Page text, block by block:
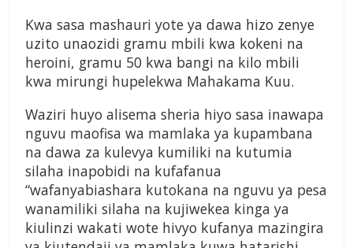
Kwa sasa mashauri yote ya dawa hizo zenye
uzito unaozidi gramu mbili kwa kokeni na
heroini, gramu 50 kwa bangi na kilo mbili
kwa mirungi hupelekwa Mahakama Kuu.
Waziri huyo alisema sheria hiyo sasa inawapa
nguvu maofisa wa mamlaka ya kupambana
na dawa za kulevya kumiliki na kutumia
silaha inapobidi na kufafanua
“wafanyabiashara kutokana na nguvu ya pesa
wanamiliki silaha na kujiwekea kinga ya
kiulinzi wakati wote hivyo kufanya mazingira